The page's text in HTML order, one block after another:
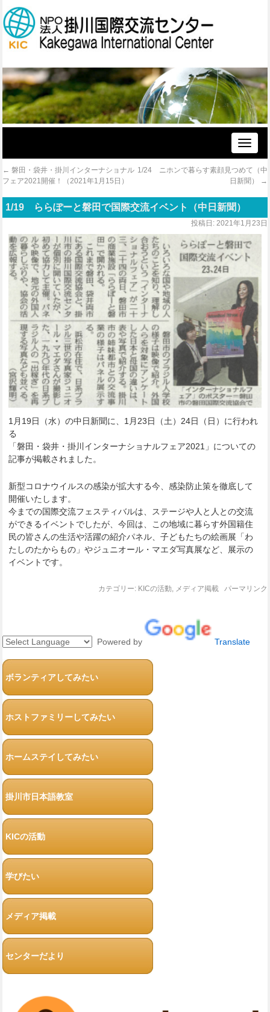
Toggle
← 磐田・袋井・掛川インターナショナル
フェア2021開催！（2021年1月15日）
1/24 ニホンで暮らす素顔見つめて（中
日新聞）
→
1/19 ららぽーと磐田で国際交流イベント（中日新聞）
投稿日: 2021年1月23日
1月19日（水）の中日新聞に、1月23日（土）24日（日）に行われ
る
「磐田・袋井・掛川インターナショナルフェア2021」についての
記事が掲載されました。
新型コロナウイルスの感染が拡大する今、感染防止策を徹底して
開催いたします。
今までの国際交流フェスティバルは、ステージや人と人との交流
ができるイベントでしたが、今回は、この地域に暮らす外国籍住
民の皆さんの生活や活躍の紹介パネル、子どもたちの絵画展「わ
たしのたからもの」やジュニオール・マエダ写真展など、展示の
イベントです。
カテゴリー: KICの活動 メディア掲載 パーマリンク
Powered by Translate
ボランティアしてみたい
ホストファミリーしてみたい
ホームステイしてみたい
掛川市日本語教室
KICの活動
学びたい
メディア掲載
センターだより